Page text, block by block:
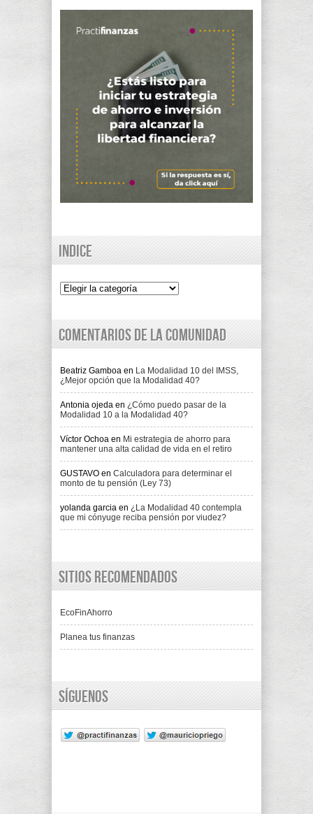
Indice
Indice
Comentarios de la comunidad
Beatriz Gamboa en La Modalidad 10 del IMSS,
¿Mejor opción que la Modalidad 40?
Antonia ojeda en ¿Cómo puedo pasar de la
Modalidad 10 a la Modalidad 40?
Víctor Ochoa en Mi estrategia de ahorro para
mantener una alta calidad de vida en el retiro
GUSTAVO en Calculadora para determinar el
monto de tu pensión (Ley 73)
yolanda garcia en ¿La Modalidad 40 contempla
que mi cónyuge reciba pensión por viudez?
Sitios recomendados
EcoFinAhorro
Planea tus finanzas
Síguenos